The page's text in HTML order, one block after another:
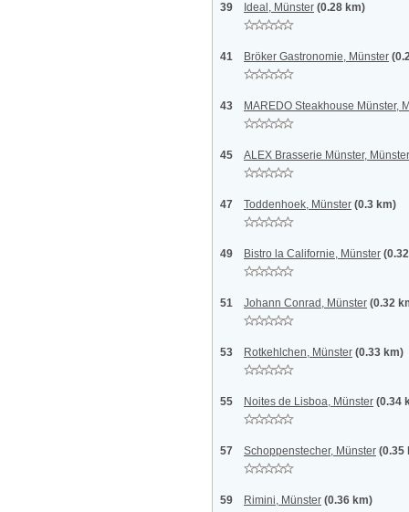
39 Ideal, Münster (0.28 km)
41 Bröker Gastronomie, Münster
43 MAREDO Steakhouse Münster,
45 ALEX Brasserie Münster, Münster
47 Toddenhoek, Münster (0.3 km)
49 Bistro la Californie, Münster
51 Johann Conrad, Münster (0.32
53 Rotkehlchen, Münster (0.33 km)
55 Noites de Lisboa, Münster (0.34
57 Schoppenstecher, Münster (0.35
59 Rimini, Münster (0.36 km)